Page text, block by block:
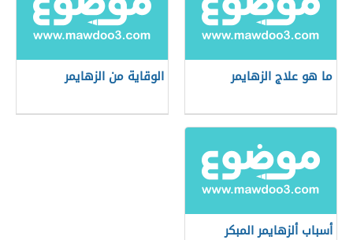
ما هو علاج الزهايمر الوقاية من الزهايمر
أسباب ألزهايمر المبكر